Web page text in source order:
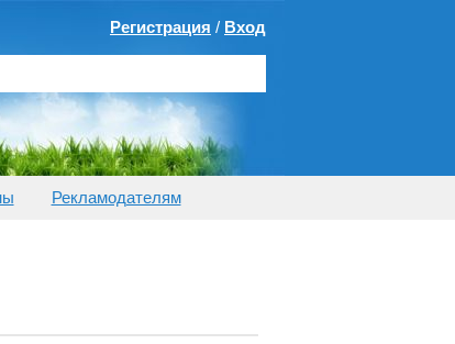
Регистрация / Вход
Рекламодателям